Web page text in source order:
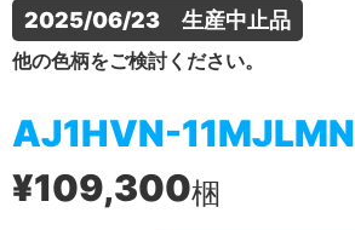
2025/06/23　生産中止品
他の色柄をご検討ください。
AJ1HVN-11MJLMN
¥109,300梱